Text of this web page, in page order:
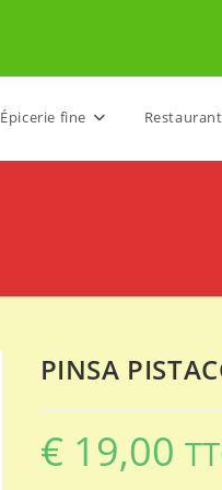
Épicerie fine Restaurant
PINSA
€ 19,00